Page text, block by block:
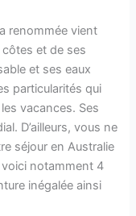
renommée vient
et de ses
et ses eaux
particularités qui
vacances. Ses
D’ailleurs, vous ne
séjour en Australie
notamment 4
inégalée ainsi